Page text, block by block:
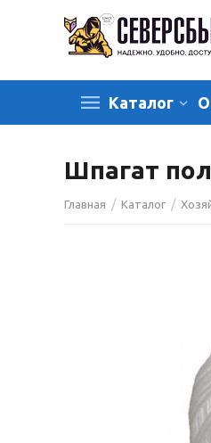
Каталог
Шпагат
Главная / Каталог /